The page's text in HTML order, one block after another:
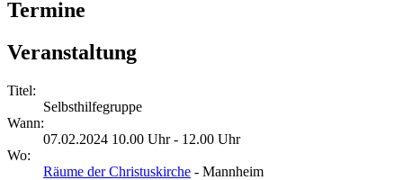
Termine
Veranstaltung
Titel:
Selbsthilfegruppe
Wann:
07.02.2024 10.00 Uhr - 12.00 Uhr
Wo:
Räume der Christuskirche - Mannheim